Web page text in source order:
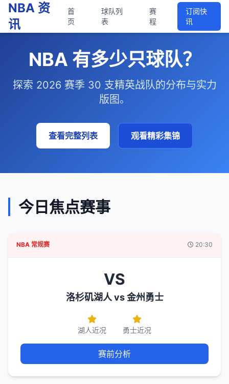
NBA 资
讯
首
页
球队列
表
赛
程
订阅快
讯
NBA 有多少只球队？
探索 2026 赛季 30 支精英战队的分布与实力
版图。
查看完整列表 观看精彩集锦
今日焦点赛事
NBA 常规赛 20:30
VS
洛杉矶湖人 vs 金州勇士
湖人近况 勇士近况
赛前分析